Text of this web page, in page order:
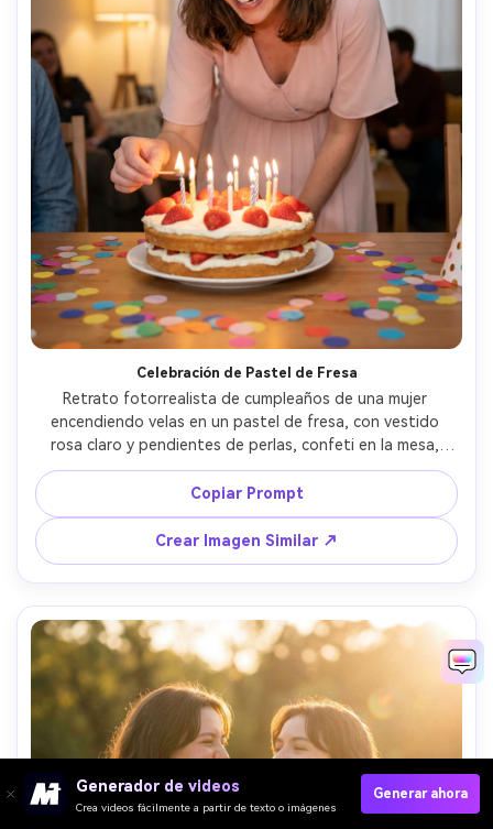
Celebración de Pastel de Fresa
Retrato fotorrealista de cumpleaños de una mujer
encendiendo velas en un pastel de fresa, con vestido
rosa claro y pendientes de perlas, confeti en la mesa,
iluminación interior cálida y flash suave, Canon EOS R6,
35mm f/1.8, risa espontánea, profundidad de campo
reducida, ambiente festivo, detalles nítidos y piel realista
--ar 4:5
Copiar Prompt
Crear Imagen Similar ↗
Generador de videos
Crea videos fácilmente a partir de texto o imágenes
Generar ahora